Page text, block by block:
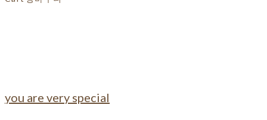
you are very special